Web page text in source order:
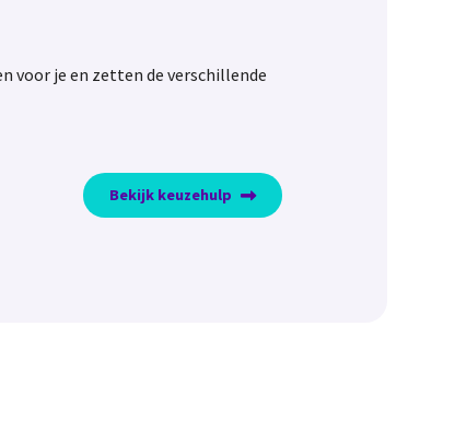
voor je en zetten de verschillende
Bekijk keuzehulp